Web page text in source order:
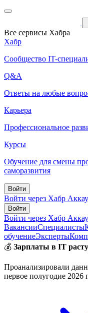
Все сервисы Хабра
Хабр
Сообщество IT-
Q&A
Ответы на любые
Карьера
Профессиональное
Курсы
Обучение для смены
саморазвития
Войти
Войти через Хабр
Войти
Войти через Хабр
ВакансииСпециалисты
обучениеЭксперты
💰 Зарплаты в IT
Проанализировали
первое полугодие 2026